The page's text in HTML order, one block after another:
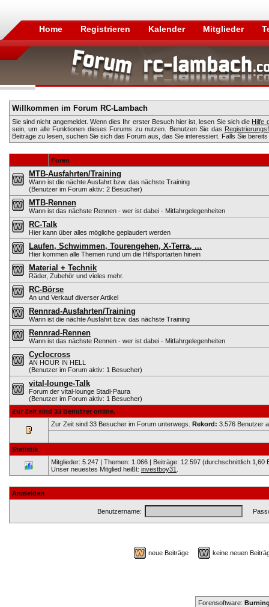
Home Registrieren Kalender Mitglieder
Willkommen im Forum RC-Lambach
Sie sind nicht angemeldet. Wenn dies Ihr erster Besuch hier ist, lesen Sie sich die Hilfe
sein, um alle Funktionen dieses Forums zu nutzen. Benutzen Sie das
Beiträge zu lesen, suchen Sie sich das Forum aus, das Sie interessiert. Falls Sie
Foren
MTB-Ausfahrten/Training
Wann ist die nächte Ausfahrt bzw. das nächste Training
(Benutzer im Forum aktiv: 2 Besucher)
MTB-Rennen
Wann ist das nächste Rennen - wer ist dabei - Mitfahrgelegenheiten
RC-Talk
Hier kann über alles mögliche geplaudert werden
Laufen, Schwimmen, Tourengehen, X-Terra, ...
Hier kommen alle Themen rund um die Hilfsportarten hinein
Material + Technik
Räder, Zubehör und vieles mehr.
RC-Börse
An und Verkauf diverser Artikel
Rennrad-Ausfahrten/Training
Wann ist die nächte Ausfahrt bzw. das nächste Training
Rennrad-Rennen
Wann ist das nächste Rennen - wer ist dabei - Mitfahrgelegenheiten
Cyclocross
AN HOUR IN HELL
(Benutzer im Forum aktiv: 1 Besucher)
vital-lounge-Talk
Forum der vital-lounge Stadl-Paura
(Benutzer im Forum aktiv: 1 Besucher)
Zur Zeit sind 33 Benutzer online.
Zur Zeit sind 33 Besucher im Forum unterwegs. Rekord: 3.576 Benutzer
Statistik
Mitglieder: 5.247 | Themen: 1.066 | Beiträge: 12.597 (durchschnittlich 1,60
Unser neuestes Mitglied heißt: investboy31
Anmelden
Benutzername:
neue Beiträge keine neuen
Forensoftware: